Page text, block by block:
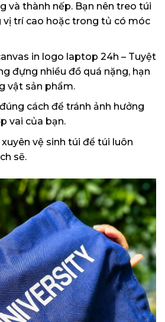
và thành nếp. Bạn nên treo túi
vị trí cao hoặc trong tủ có móc
in logo laptop 24h – Tuyệt
đựng nhiều đồ quá nặng, hạn
vật sản phẩm.
cách để tránh ảnh hưởng
vai của bạn.
vệ sinh túi để túi luôn
sẽ.